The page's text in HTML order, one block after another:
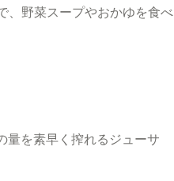
、野菜スープやおかゆを食べ
量を素早く搾れるジューサ